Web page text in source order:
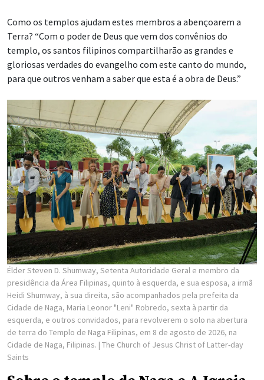
Como os templos ajudam estes membros a abençoarem a
Terra? “Com o poder de Deus que vem dos convênios do
templo, os santos filipinos compartilharão as grandes e
gloriosas verdades do evangelho com este canto do mundo,
para que outros venham a saber que esta é a obra de Deus.”
Élder Steven D. Shumway, Setenta Autoridade Geral e membro da
presidência da Área Filipinas, quinto à esquerda, e sua esposa, a irmã
Heidi Shumway, à sua direita, são acompanhados pela prefeita da
Cidade de Naga, Maria Leonor "Leni" Robredo, sexta à partir da
esquerda, e outros convidados, para revolverem o solo na abertura
de terra do Templo de Naga Filipinas, em 8 de agosto de 2026, na
Cidade de Naga, Filipinas. | The Church of Jesus Christ of Latter-day
Saints